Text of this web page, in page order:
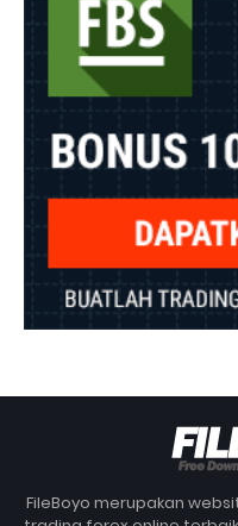
FileBoyo merupakan